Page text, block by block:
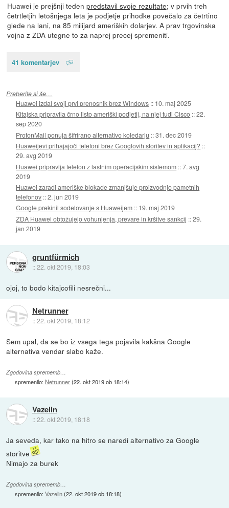
Huawei je prejšnji teden predstavil svoje rezultate; v prvih treh
četrtletjih letošnjega leta je podjetje prihodke povečalo za četrtino
glede na lani, na 85 milijard ameriških dolarjev. A prav trgovinska
vojna z ZDA utegne to za naprej precej spremeniti.
41 komentarjev
Preberite si še…
Huawei izdal svoji prvi prenosnik brez Windows :: 10. maj 2025
Kitajska pripravila črno listo ameriški podjetij, na njej tudi Cisco ::22.
sep 2020
ProtonMail ponuja šifrirano alternativo koledarju ::31. dec 2019
Huaweijevi prihajajoči telefoni brez Googlovih storitev in aplikacij? ::
29. avg 2019
Huawei pripravlja telefon z lastnim operacijskim sistemom ::7. avg
2019
Huawei zaradi ameriške blokade zmanjšuje proizvodnjo pametnih
telefonov ::2. jun 2019
Google prekinil sodelovanje s Huaweijem :: 19. maj 2019
ZDA Huawei obtožujejo vohunjenja, prevare in kršitve sankcij ::29.
jan 2019
gruntfürmich
::22. okt 2019, 18:03
ojoj, to bodo kitajcofili nesrečni...
Netrunner
::22. okt 2019, 18:12
Sem upal, da se bo iz vsega tega pojavila kakšna Google
alternativa vendar slabo kaže.
Zgodovina sprememb…
spremenilo:Netrunner(22. okt 2019 ob 18:14)
Vazelin
::22. okt 2019, 18:18
Ja seveda, kar tako na hitro se naredi alternativo za Google
storitve
Nimajo za burek
Zgodovina sprememb…
spremenilo:Vazelin(22. okt 2019 ob 18:18)